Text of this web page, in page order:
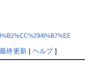
8%B7%EE
最終更新| ヘルプ]